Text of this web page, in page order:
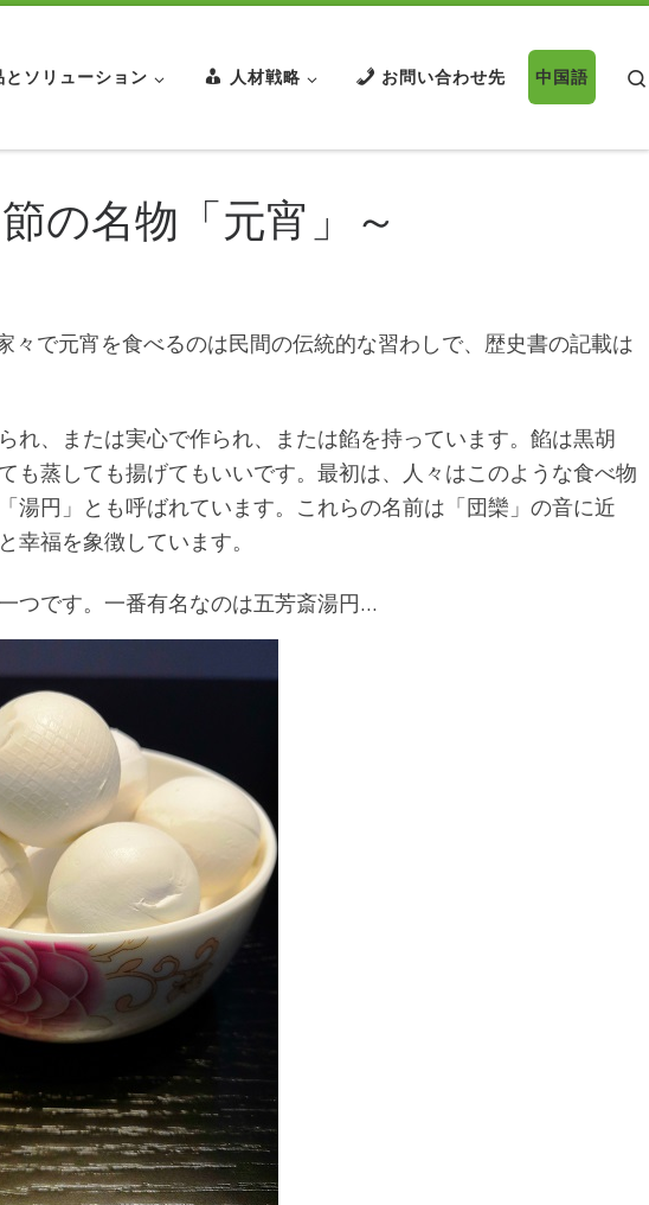
とソリューション 人材戦略 お問い合わせ先 中国語
の名物「元宵」～
で元宵を食べるのは民間の伝統的な習わしで、歴史書の記載は
、または実心で作られ、または餡を持っています。餡は黒胡
も蒸しても揚げてもいいです。最初は、人々はこのような食べ物
湯円」とも呼ばれています。これらの名前は「団欒」の音に近
福を象徴しています。
です。一番有名なのは五芳斎湯円…